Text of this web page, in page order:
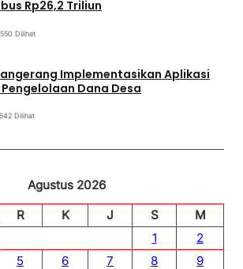
Rp26,2 Triliun
550 Dilihat
Implementasikan Aplikasi
Pengelolaan Dana Desa
542 Dilihat
Agustus 2026
R K J S
M
1
2
5 6 7 8
9